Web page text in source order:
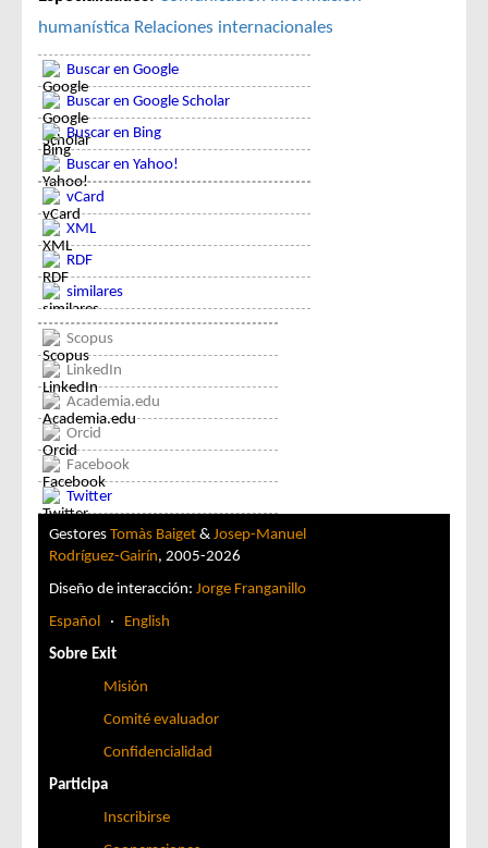
humanística Relaciones internacionales
Buscar en Google
Buscar en Google Scholar
Buscar en Bing
Buscar en Yahoo!
vCard
XML
RDF
similares
Scopus
LinkedIn
Academia.edu
Orcid
Facebook
Twitter
Gestores Tomàs Baiget & Josep-Manuel
Rodríguez-Gairín, 2005-2026
Diseño de interacción: Jorge Franganillo
Español
·
English
Sobre Exit
Misión
Comité evaluador
Confidencialidad
Participa
Inscribirse